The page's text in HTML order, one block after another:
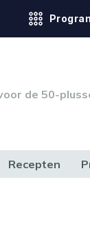
de 50-
Recepten